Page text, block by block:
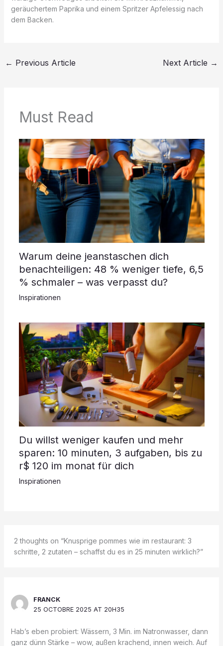
geräuchertem Paprika und einem Spritzer Apfelessig nach
dem Backen.
← Previous Article Next Article →
Must Read
Warum deine jeanstaschen dich
benachteiligen: 48 % weniger tiefe, 6,5
% schmaler – was verpasst du?
Inspirationen
Du willst weniger kaufen und mehr
sparen: 10 minuten, 3 aufgaben, bis zu
r$ 120 im monat für dich
Inspirationen
2 thoughts on “Knusprige pommes wie im restaurant: 3
schritte, 2 zutaten – schaffst du es in 25 minuten wirklich?”
FRANCK
25 OCTOBRE 2025 AT 20H35
Hab’s eben probiert: Wässern, 3 Min. im Natronwasser, dann
ganz dünn Stärke – wow, außen krachend, innen weich. Auf